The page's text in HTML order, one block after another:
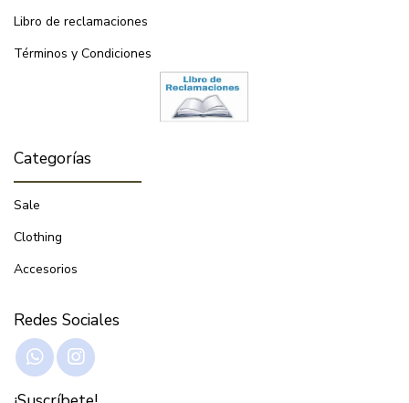
Libro de reclamaciones
Términos y Condiciones
Categorías
Sale
Clothing
Accesorios
Redes Sociales